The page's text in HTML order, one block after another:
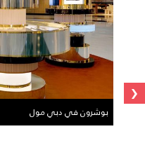
بوشرون في دبي مول
‹